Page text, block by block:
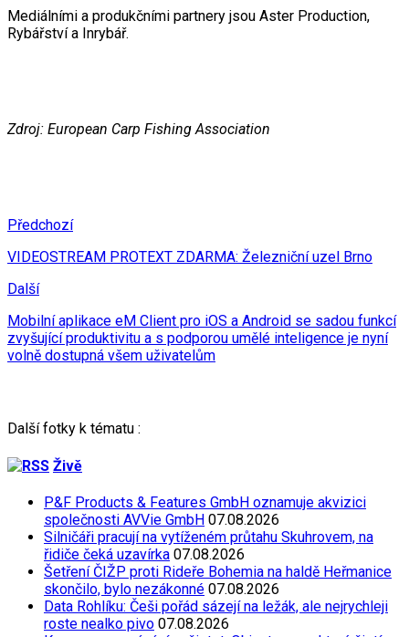
Mediálními a produkčními partnery jsou Aster Production,
Rybářství a Inrybář.
Zdroj: European Carp Fishing Association
Předchozí
VIDEOSTREAM PROTEXT ZDARMA: Železniční uzel Brno
Další
Mobilní aplikace eM Client pro iOS a Android se sadou funkcí
zvyšující produktivitu a s podporou umělé inteligence je nyní
volně dostupná všem uživatelům
Další fotky k tématu :
Živě
P&F Products & Features GmbH oznamuje akvizici
společnosti AVVie GmbH 07.08.2026
Silničáři pracují na vytíženém průtahu Skuhrovem, na
řidiče čeká uzavírka 07.08.2026
Šetření ČIŽP proti Rideře Bohemia na haldě Heřmanice
skončilo, bylo nezákonné 07.08.2026
Data Rohlíku: Češi pořád sázejí na ležák, ale nejrychleji
roste nealko pivo 07.08.2026